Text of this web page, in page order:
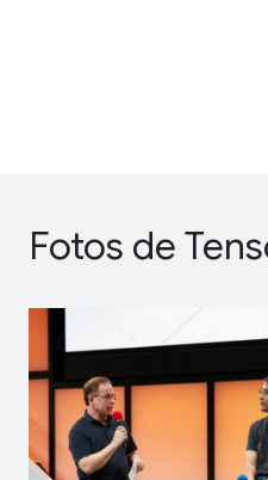
Fotos de